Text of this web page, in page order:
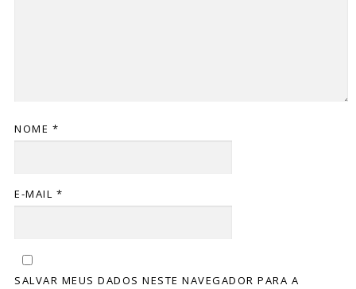
NOME *
E-MAIL *
SALVAR MEUS DADOS NESTE NAVEGADOR PARA A